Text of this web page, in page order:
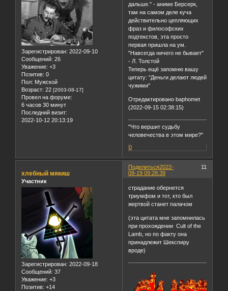
Зарегистрирован: 2022-09-10
Сообщений: 26
Уважение: +3
Позитив: 0
Пол: Мужской
Возраст: 22 [2003-08-17]
Провел на форуме:
6 часов 30 минут
Последний визит:
2022-10-12 20:13:19
дальше." - аниме Берсерк,
там на самом деле куча
действительно цепляющих
фраз и философских
подтекстов, эта просто
первая пришла на ум.
"Навсегда ничего не бывает"
- Л. Толстой
Теперь ещё запомню вашу
цитату: "Деньги делают людей
чужими"
Отредактировано baphomet
(2022-09-15 02:38:15)
"Что вершит судьбу
человечества в этом мире?"
0
Поделиться 11
2022-
09-19 09:28:39
хлебный мякиш
Участник
Зарегистрирован: 2022-09-18
Сообщений: 37
Уважение: +3
Позитив: +14
страдание обернется
триумфом и тот, кто был
жертвой станет палачом
(эта цитата мне запомнилась
при прохождении Cult of the
Lamb, но по факту она
принадлежит Шекспиру
вроде)